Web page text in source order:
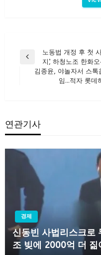
글
Previous
노동법 개정 후 첫
지’, 하청노조 한화
김종윤, 야놀자서 스
임…적자 롯데
연관기사
경제
신동빈 사법리스크
조 빚에 2000억 더 짊